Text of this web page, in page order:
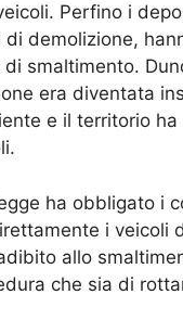
Perfino i
di demolizione,
smaltimento.
era diventata
e il territorio
ha obbligato i
i veicoli
allo
che sia di